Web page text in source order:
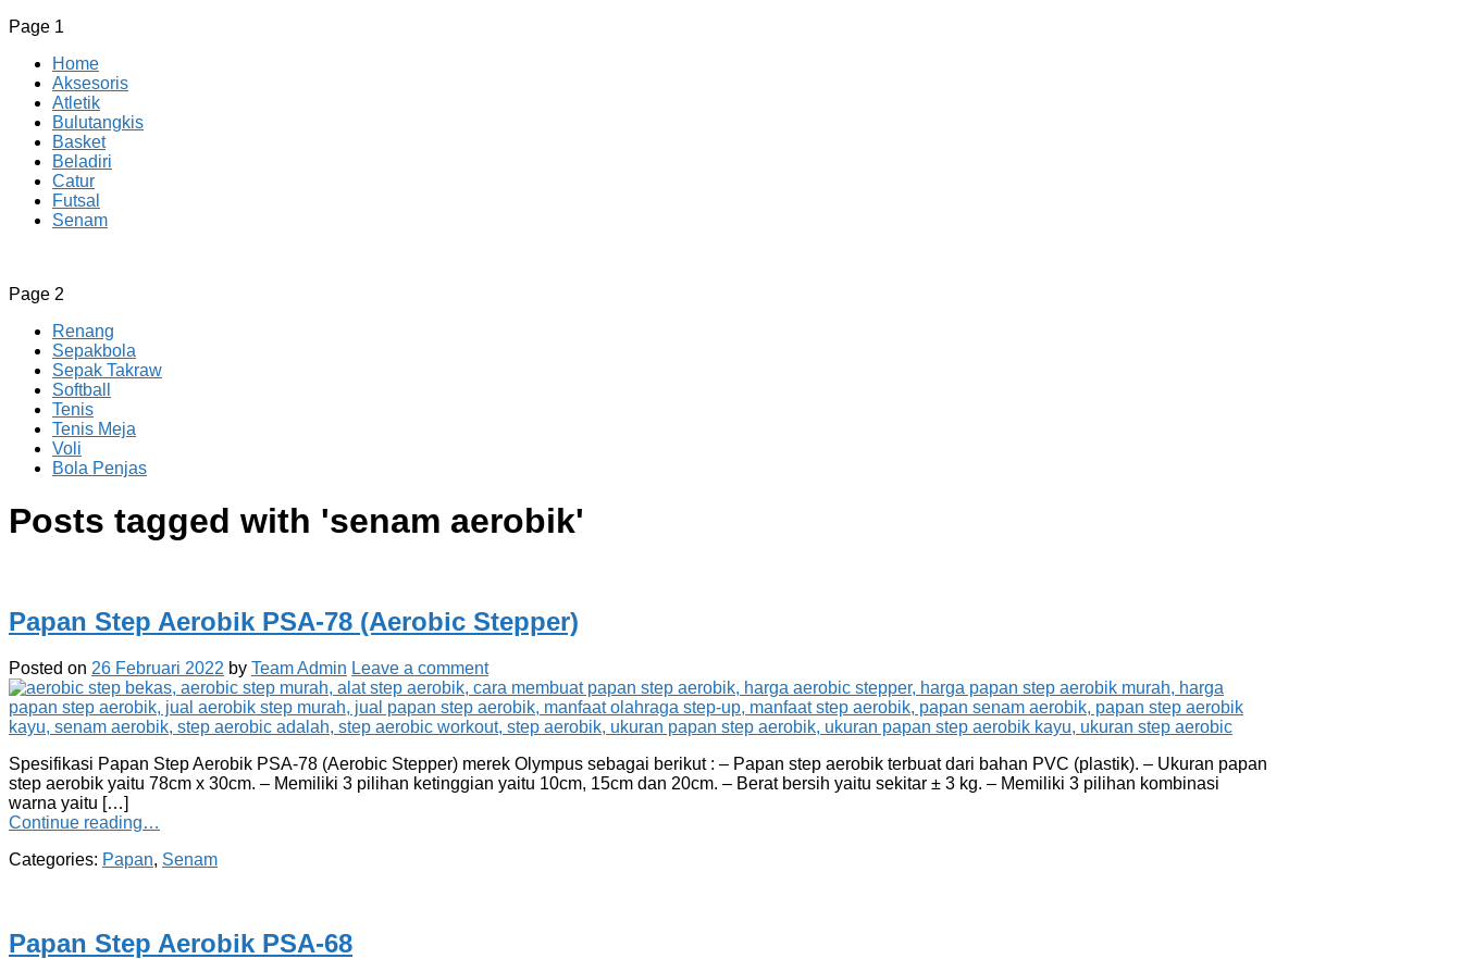
Page 1
Home
Aksesoris
Atletik
Bulutangkis
Basket
Beladiri
Catur
Futsal
Senam
CV JAYA BERSAMA Co Id
Menyediakan Semua Perlengkapan Olahraga Yang Lengkap, Berkualitas Dengan Harga Yang Murah
Page 2
Renang
Sepakbola
Sepak Takraw
Softball
Tenis
Tenis Meja
Voli
Bola Penjas
Posts tagged with 'senam aerobik'
Papan Step Aerobik PSA-78 (Aerobic Stepper)
Posted on 26 Februari 2022 by Team Admin Leave a comment
Spesifikasi Papan Step Aerobik PSA-78 (Aerobic Stepper) merek Olympus sebagai berikut : – Papan step aerobik terbuat dari bahan PVC (plastik). – Ukuran papan
step aerobik yaitu 78cm x 30cm. – Memiliki 3 pilihan ketinggian yaitu 10cm, 15cm dan 20cm. – Berat bersih yaitu sekitar ± 3 kg. – Memiliki 3 pilihan kombinasi
warna yaitu […]
Continue reading…
Categories: Papan, Senam
Papan Step Aerobik PSA-68